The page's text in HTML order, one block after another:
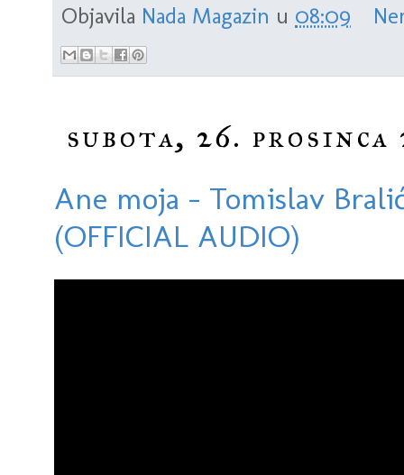
Objavila Nada Magazin u 08:09
subota, 26. prosinca
Ane moja - Tomislav
(OFFICIAL AUDIO)